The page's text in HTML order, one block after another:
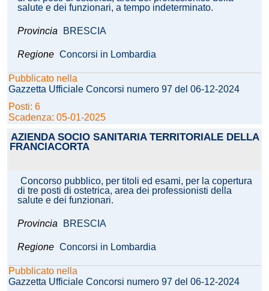
salute e dei funzionari, a tempo indeterminato.
Provincia BRESCIA
Regione Concorsi in Lombardia
Pubblicato nella
Gazzetta Ufficiale Concorsi numero 97 del 06-12-2024
Posti: 6
Scadenza: 05-01-2025
AZIENDA SOCIO SANITARIA TERRITORIALE DELLA
FRANCIACORTA
Concorso pubblico, per titoli ed esami, per la copertura
di tre posti di ostetrica, area dei professionisti della
salute e dei funzionari.
Provincia BRESCIA
Regione Concorsi in Lombardia
Pubblicato nella
Gazzetta Ufficiale Concorsi numero 97 del 06-12-2024